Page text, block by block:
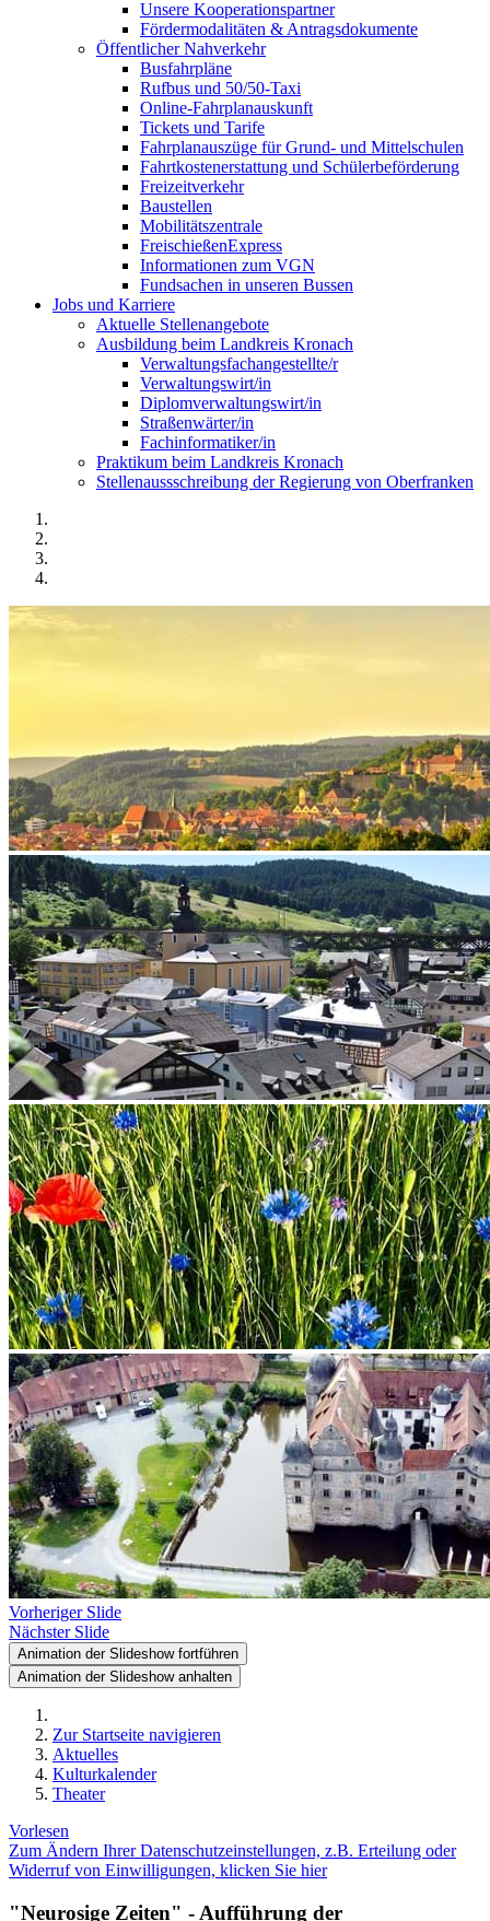
Unsere Kooperationspartner
Fördermodalitäten & Antragsdokumente
Öffentlicher Nahverkehr
Busfahrpläne
Rufbus und 50/50-Taxi
Online-Fahrplanauskunft
Tickets und Tarife
Fahrplanauszüge für Grund- und Mittelschulen
Fahrtkostenerstattung und Schülerbeförderung
Freizeitverkehr
Baustellen
Mobilitätszentrale
FreischießenExpress
Informationen zum VGN
Fundsachen in unseren Bussen
Jobs und Karriere
Aktuelle Stellenangebote
Ausbildung beim Landkreis Kronach
Verwaltungsfachangestellte/r
Verwaltungswirt/in
Diplomverwaltungswirt/in
Straßenwärter/in
Fachinformatiker/in
Praktikum beim Landkreis Kronach
Stellenaussschreibung der Regierung von Oberfranken
Vorheriger Slide
Nächster Slide
Animation der Slideshow fortführen
Animation der Slideshow anhalten
Zur Startseite navigieren
Aktuelles
Kulturkalender
Theater
Vorlesen
Zum Ändern Ihrer Datenschutzeinstellungen, z.B. Erteilung oder
Widerruf von Einwilligungen, klicken Sie hier
"Neurosige Zeiten" - Aufführung der